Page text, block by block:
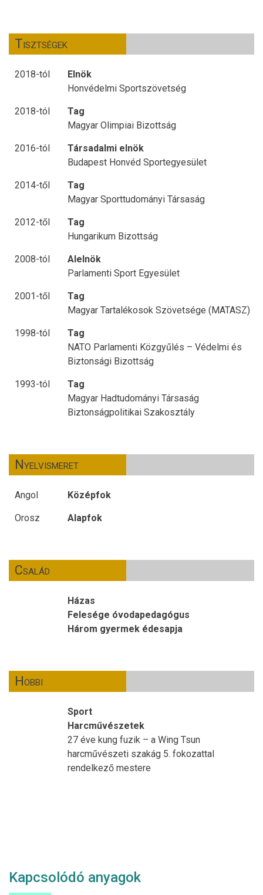
Tisztségek
2018-tól
Elnök
Honvédelmi Sportszövetség
2018-tól
Tag
Magyar Olimpiai Bizottság
2016-tól
Társadalmi elnök
Budapest Honvéd Sportegyesület
2014-től
Tag
Magyar Sporttudományi Társaság
2012-től
Tag
Hungarikum Bizottság
2008-tól
Alelnök
Parlamenti Sport Egyesület
2001-től
Tag
Magyar Tartalékosok Szövetsége (MATASZ)
1998-tól
Tag
NATO Parlamenti Közgyűlés – Védelmi és
Biztonsági Bizottság
1993-tól
Tag
Magyar Hadtudományi Társaság
Biztonságpolitikai Szakosztály
Nyelvismeret
Angol Középfok
Orosz Alapfok
Család
Házas
Felesége óvodapedagógus
Három gyermek édesapja
Hobbi
Sport
Harcművészetek
27 éve kung fuzik – a Wing Tsun
harcművészeti szakág 5. fokozattal
rendelkező mestere
Kapcsolódó anyagok